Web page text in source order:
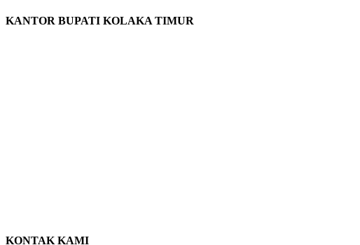
KANTOR BUPATI KOLAKA TIMUR
KONTAK KAMI